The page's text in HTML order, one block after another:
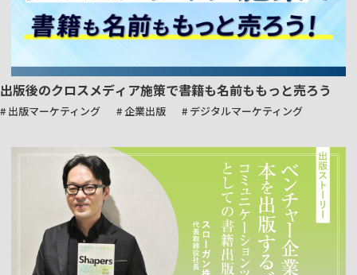
出版後のクロスメディア施策で書籍も名前ももっと売ろう
# 出版マーケティング # 企業出版 # デジタルマーケティング